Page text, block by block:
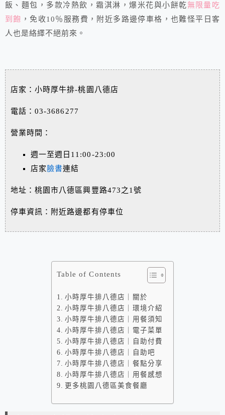
飯、麵包，多款冷熱飲，霜淇淋，爆米花與小餅乾無限量吃
到飽 ，免收10％服務費，附近多路邊停車格，也難怪平日客
人也是絡繹不絕前來。
店家：小時厚牛排-桃園八德店
電話：03-3686277
營業時間：
週一至週日11:00-23:00
店家臉書連結
地址：桃園市八德區興豐路473之1號
停車資訊：附近路邊都有停車位
Table of Contents
小時厚牛排八德店｜關於
小時厚牛排八德店｜環境介紹
小時厚牛排八德店｜用餐須知
小時厚牛排八德店｜電子菜單
小時厚牛排八德店｜自助付費
小時厚牛排八德店｜自助吧
小時厚牛排八德店｜餐點分享
小時厚牛排八德店｜用餐感想
更多桃園八德區美食餐廳